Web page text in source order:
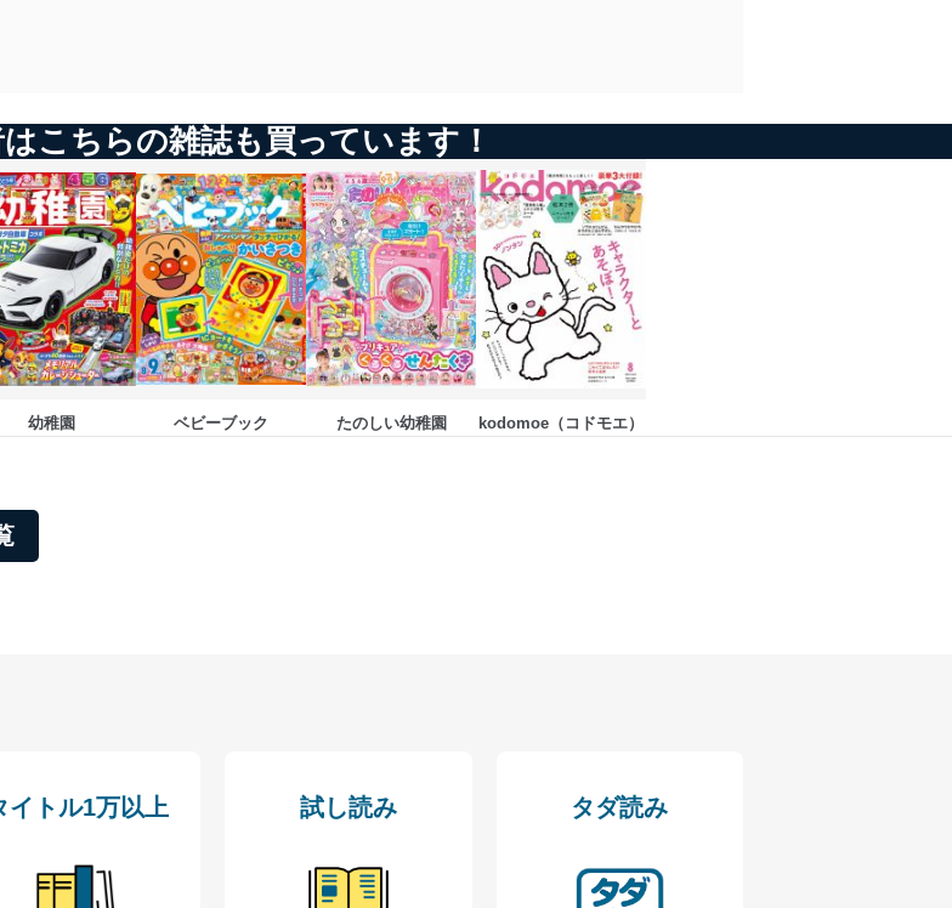
こちらの雑誌も買っています！
幼稚園 ベビーブック たのしい幼稚園 kodomoe（コドモエ）
イトル1万以上 試し読み タダ読み